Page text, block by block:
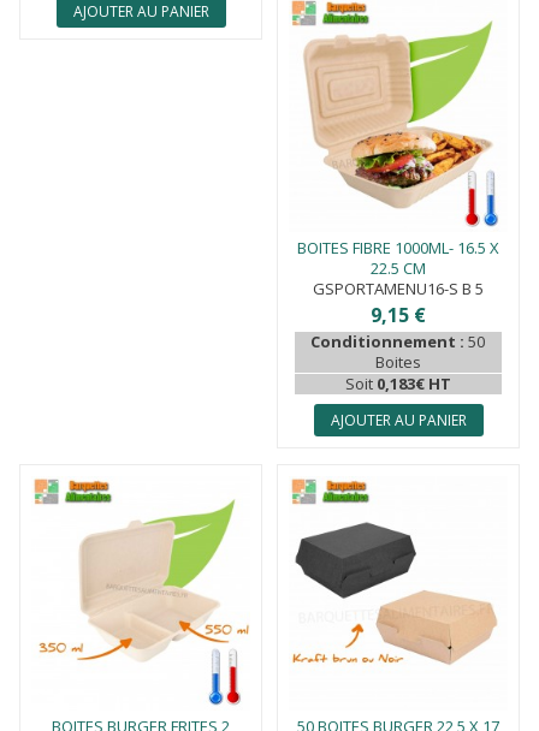
AJOUTER AU PANIER
BOITES FIBRE 1000ML- 16.5 X
22.5 CM
GSPORTAMENU16-S B 5
9,15 €
Conditionnement :50
Boites
Soit 0,183€ HT
AJOUTER AU PANIER
BOITES BURGER FRITES 2 50 BOITES BURGER 22,5 X 17